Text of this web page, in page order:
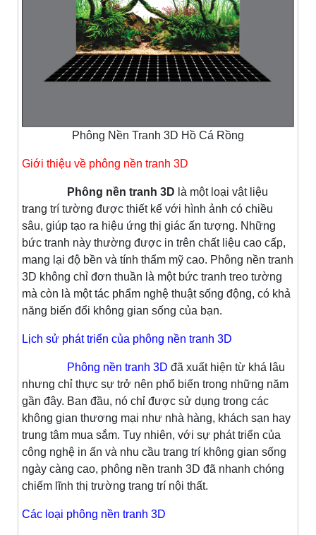
Phông Nền Tranh 3D Hồ Cá Rồng
Giới thiệu về phông nền tranh 3D
Phông nền tranh 3D là một loại vật liệu
trang trí tường được thiết kế với hình ảnh có chiều
sâu, giúp tạo ra hiệu ứng thị giác ấn tượng. Những
bức tranh này thường được in trên chất liệu cao cấp,
mang lại độ bền và tính thẩm mỹ cao. Phông nền tranh
3D không chỉ đơn thuần là một bức tranh treo tường
mà còn là một tác phẩm nghệ thuật sống động, có khả
năng biến đổi không gian sống của bạn.
Lịch sử phát triển của phông nền tranh 3D
Phông nền tranh 3D đã xuất hiện từ khá lâu
nhưng chỉ thực sự trở nên phổ biến trong những năm
gần đây. Ban đầu, nó chỉ được sử dụng trong các
không gian thương mại như nhà hàng, khách sạn hay
trung tâm mua sắm. Tuy nhiên, với sự phát triển của
công nghệ in ấn và nhu cầu trang trí không gian sống
ngày càng cao, phông nền tranh 3D đã nhanh chóng
chiếm lĩnh thị trường trang trí nội thất.
Các loại phông nền tranh 3D